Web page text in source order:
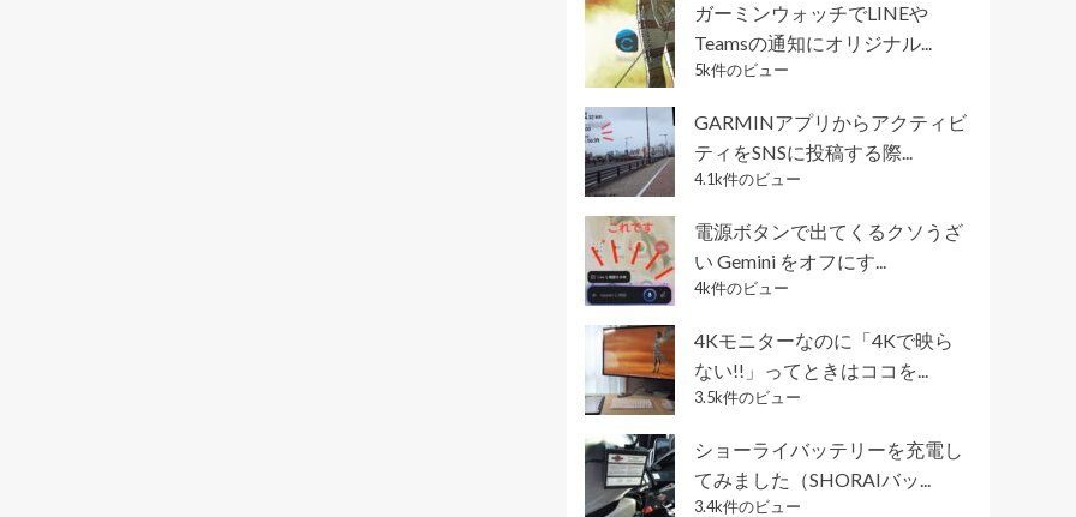
ガーミンウォッチでLINEや
Teamsの通知にオリジナル...
5k件のビュー
GARMINアプリからアクティビ
ティをSNSに投稿する際...
4.1k件のビュー
電源ボタンで出てくるクソうざ
い Gemini をオフにす...
4k件のビュー
4Kモニターなのに「4Kで映ら
ない!!」ってときはココを...
3.5k件のビュー
ショーライバッテリーを充電し
てみました（SHORAIバッ...
3.4k件のビュー